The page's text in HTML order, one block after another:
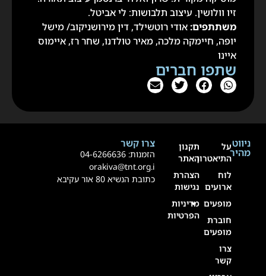
זיו וולושין. עיצוב תלבושות: לי אביטל.
משתתפים:אודי רוטשילד, דין מירושניקוב/ מישל
יופה, חיימקה מלכה, מאיר טולדנו, שחר רז, איימוס
איינו
שתפו חברים
ניווט
מהירעל
התיאטרון
ארועים
מופעים
חוברת
מופעים
קשר
תקנון
האתר
הצהרת
נגישות
מדיניות
הפרטיות
צרו קשר
הזמנות: 04-6266636
orakiva@tnt.org.i
כתובת הנשיא 80 אור עקיבא